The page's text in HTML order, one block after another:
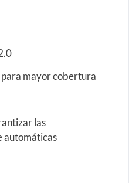
mayor cobertura
las
automáticas